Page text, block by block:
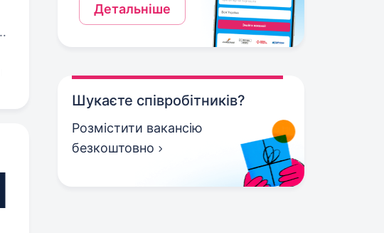
Детальніше
Шукаєте співробітників?
Розмістити вакансію
безкоштовно